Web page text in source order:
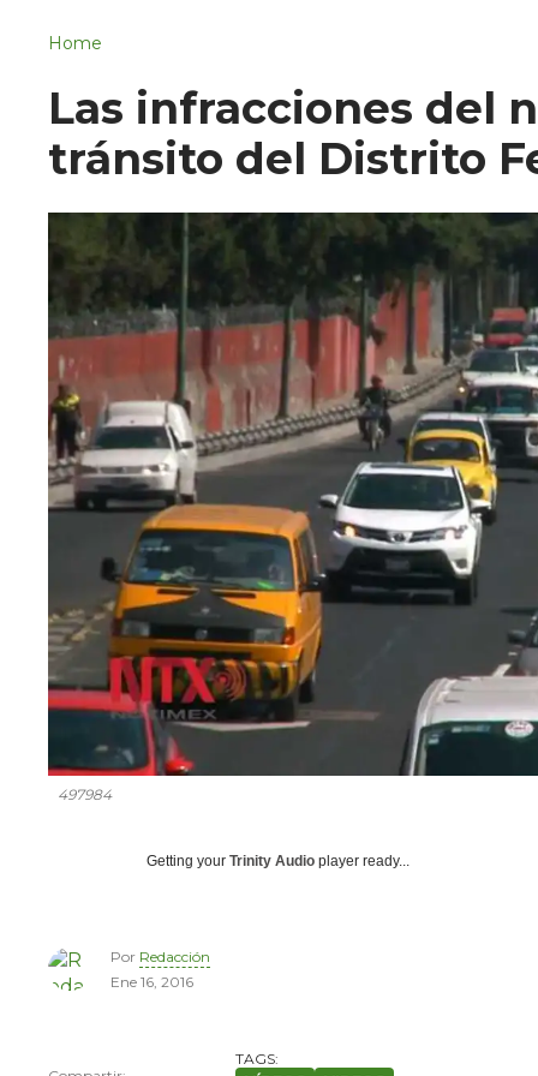
Home
Las infracciones del
tránsito del Distrito
497984
Getting your Trinity Audio player ready...
Por Redacción
Ene 16, 2016